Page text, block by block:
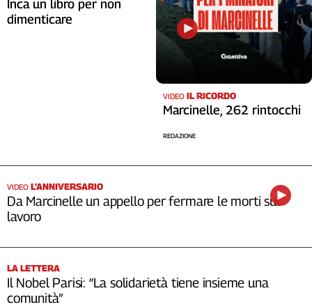
Inca un libro per non
dimenticare
VIDEO IL RICORDO
Marcinelle, 262 rintocchi
REDAZIONE
VIDEO L'ANNIVERSARIO
Da Marcinelle un appello per fermare le morti sul
lavoro
LA LETTERA
Il Nobel Parisi: “La solidarietà tiene insieme una
comunità”